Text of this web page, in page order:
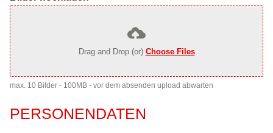
Drag and Drop (or) Choose Files
max. 10 Bilder - 100MB - vor dem absenden upload abwarten
PERSONENDATEN